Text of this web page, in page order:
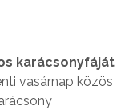
karácsonyfáját
vasárnap közös